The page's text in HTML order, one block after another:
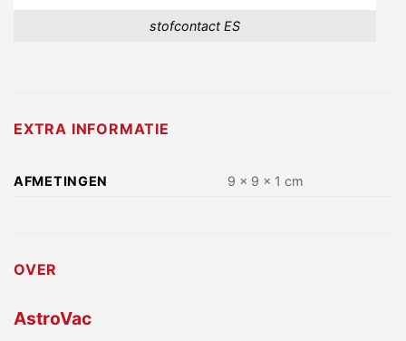
stofcontact ES
EXTRA INFORMATIE
AFMETINGEN 9 × 9 × 1 cm
OVER
AstroVac